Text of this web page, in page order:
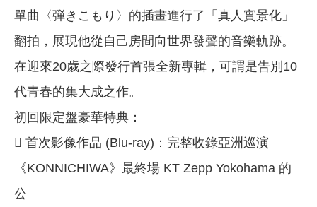
單曲〈弾きこもり〉的插畫進行了「真人實景化」
翻拍，展現他從自己房間向世界發聲的音樂軌跡。
在迎來20歲之際發行首張全新專輯，可謂是告別10
代青春的集大成之作。
初回限定盤豪華特典：
 首次影像作品 (Blu-ray)：完整收錄亞洲巡演
《KONNICHIWA》最終場 KT Zepp Yokohama 的
公